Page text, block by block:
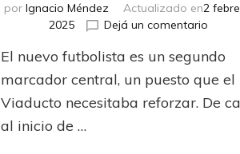
por Ignacio Méndez Actualizado en2
2025
Dejá un comentario
una
El nuevo futbolista es un segundo
marcador central, un puesto que el
Viaducto necesitaba reforzar. De
al inicio de …